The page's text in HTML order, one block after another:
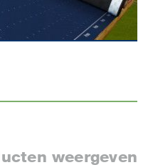
weergeven